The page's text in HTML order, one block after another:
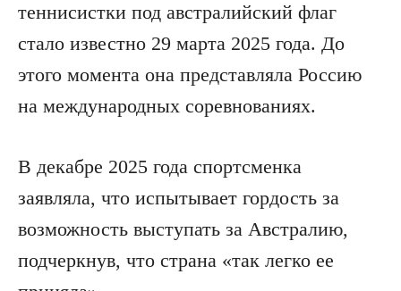
теннисистки под австралийский флаг
стало известно 29 марта 2025 года. До
этого момента она представляла Россию
на международных соревнованиях.
В декабре 2025 года спортсменка
заявляла, что испытывает гордость за
возможность выступать за Австралию,
подчеркнув, что страна «так легко ее